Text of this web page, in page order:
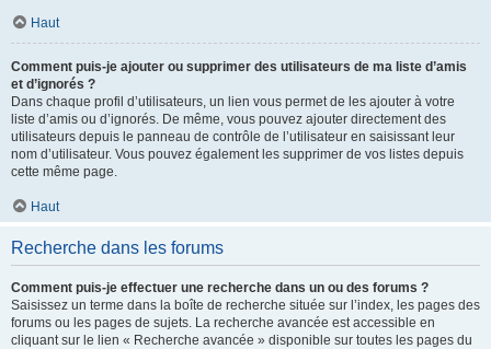
Haut
Comment puis-je ajouter ou supprimer des utilisateurs de ma liste d’amis
et d’ignorés ?
Dans chaque profil d’utilisateurs, un lien vous permet de les ajouter à votre
liste d’amis ou d’ignorés. De même, vous pouvez ajouter directement des
utilisateurs depuis le panneau de contrôle de l’utilisateur en saisissant leur
nom d’utilisateur. Vous pouvez également les supprimer de vos listes depuis
cette même page.
Haut
Recherche dans les forums
Comment puis-je effectuer une recherche dans un ou des forums ?
Saisissez un terme dans la boîte de recherche située sur l’index, les pages des
forums ou les pages de sujets. La recherche avancée est accessible en
cliquant sur le lien « Recherche avancée » disponible sur toutes les pages du